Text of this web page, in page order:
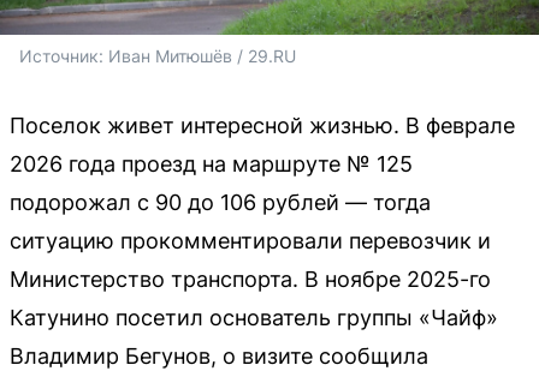
Источник: Иван Митюшёв / 29.RU
Поселок живет интересной жизнью. В феврале
2026 года проезд на маршруте № 125
подорожал с 90 до 106 рублей — тогда
ситуацию прокомментировали перевозчик и
Министерство транспорта. В ноябре 2025-го
Катунино посетил основатель группы «Чайф»
Владимир Бегунов, о визите сообщила